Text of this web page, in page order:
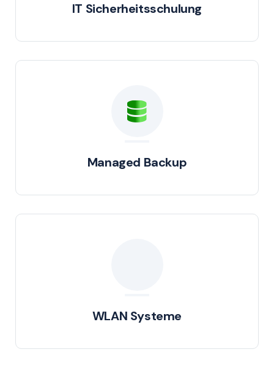
IT Sicherheitsschulung
Managed Backup
WLAN Systeme